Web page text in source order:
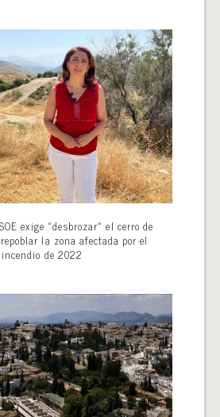
exige «desbrozar» el cerro de
la zona afectada por el
incendio de 2022